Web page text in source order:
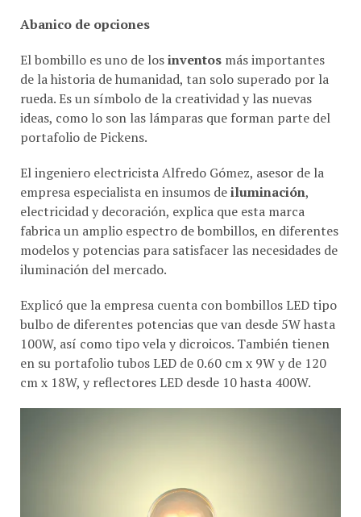
de la historia de humanidad, tan solo superado por la
rueda. Es un símbolo de la creatividad y las nuevas
ideas, como lo son las lámparas que forman parte del
portafolio de Pickens.
empresa especialista en insumos deiluminación,
electricidad y decoración, explica que esta marca
fabrica un amplio espectro de bombillos, en diferentes
modelos y potencias para satisfacer las necesidades de
iluminación del mercado.
bulbo de diferentes potencias que van desde 5W hasta
100W, así como tipo vela y dicroicos. También tienen
en su portafolio tubos LED de 0.60 cm x 9W y de 120
cm x 18W, y reflectores LED desde 10 hasta 400W.